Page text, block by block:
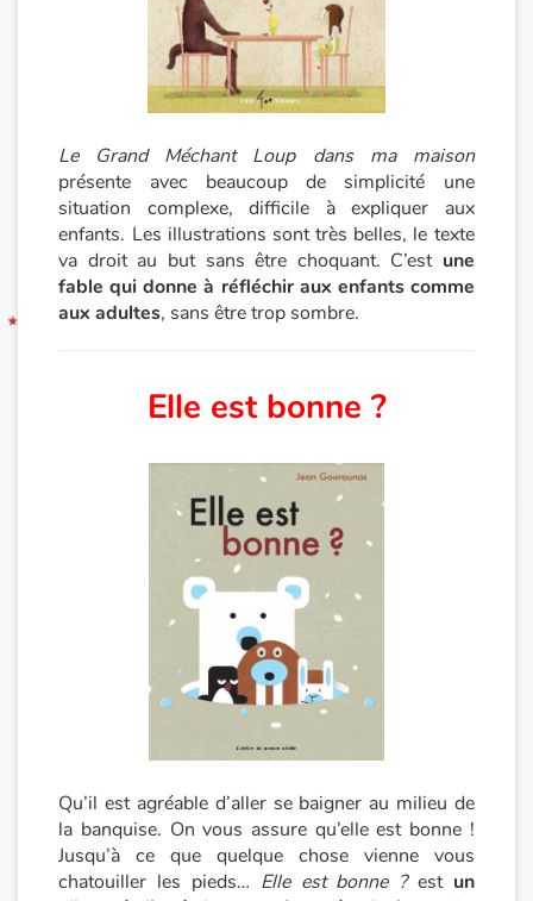
Rencontres et témoignages
Contes d'ici et d'ailleurs
Autour de la lecture
Apprendre à lire
Livre audio
Apprendre les langues
Dyslexie, troubles de la lecture
Le Grand Méchant Loup dans ma maison
présente avec beaucoup de simplicité une
situation complexe, difficile à expliquer aux
enfants. Les illustrations sont très belles, le texte
va droit au but sans être choquant. C’est une
fable qui donne à réfléchir aux enfants comme
aux adultes, sans être trop sombre.
Elle est bonne ?
Qu’il est agréable d’aller se baigner au milieu de
la banquise. On vous assure qu’elle est bonne !
Jusqu’à ce que quelque chose vienne vous
chatouiller les pieds… Elle est bonne ?est un